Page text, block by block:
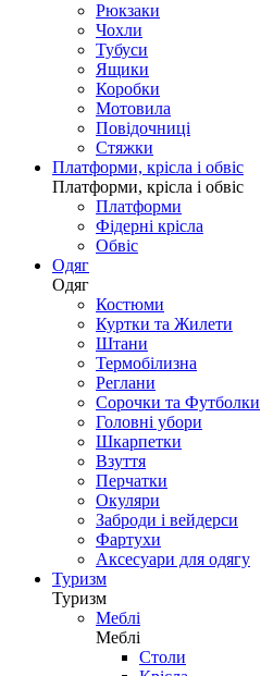
Рюкзаки
Чохли
Тубуси
Ящики
Коробки
Мотовила
Повідочниці
Стяжки
Платформи, крісла і обвіс
Платформи, крісла і обвіс
Платформи
Фідерні крісла
Обвіс
Одяг
Одяг
Костюми
Куртки та Жилети
Штани
Термобілизна
Реглани
Сорочки та Футболки
Головні убори
Шкарпетки
Взуття
Перчатки
Окуляри
Заброди і вейдерси
Фартухи
Аксесуари для одягу
Туризм
Туризм
Меблі
Меблі
Столи